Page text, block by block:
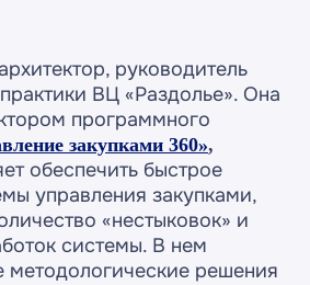
руководитель
ВЦ «Раздолье». Она
программного
закупками 360»,
обеспечить быстрое
управления закупками,
«нестыковок» и
системы. В нем
методологические решения